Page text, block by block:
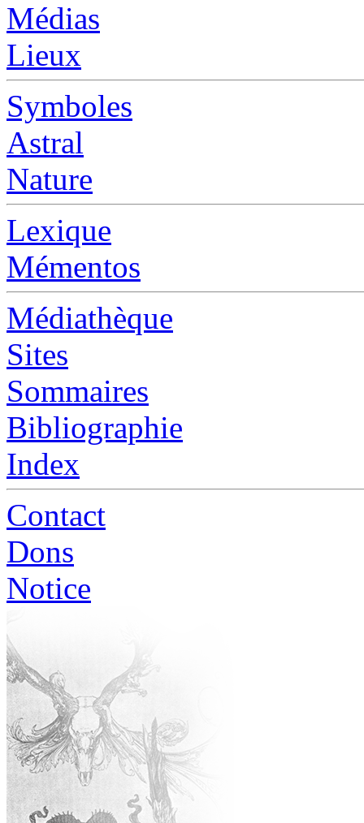
Médias
Lieux
Symboles
Astral
Nature
Lexique
Mémentos
Médiathèque
Sites
Sommaires
Bibliographie
Index
Contact
Dons
Notice